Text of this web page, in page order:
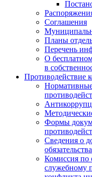
Соглашения
Планы
Перечень
О
в
Противодействие
Формы
Сведения о
Комиссия по
служебному